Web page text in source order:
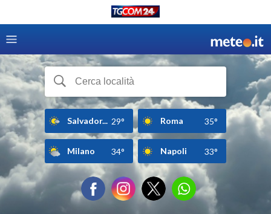
Salvador... 29° Roma 35°
Milano 34° Napoli 33°